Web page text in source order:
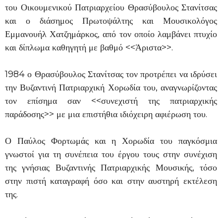
του Οικουμενικού Πατριαρχείου Θρασύβουλος Στανίτσας
και ο διάσημος Πρωτοψάλτης και Μουσικολόγος
Εμμανουήλ Χατζημάρκος, από τον οποίο λαμβάνει πτυχίο
και δίπλωμα καθηγητή με βαθμό <<Άριστα>>.
1984 ο Θρασύβουλος Στανίτσας τον προτρέπει να ιδρύσει
την Βυζαντινή Πατριαρχική Χορωδία του, αναγνωρίζοντας
τον επίσημα σαν <<συνεχιστή της πατριαρχικής
παράδοσης>> με μια επιστήθια ιδιόχειρη αφιέρωση του.
Ο Παύλος Φορτωμάς και η Χορωδία του παγκόσμια
γνωστοί για τη συνέπεια του έργου τους στην συνέχιση
της γνήσιας Βυζαντινής Πατριαρχικής Μουσικής, τόσο
στην πιστή καταγραφή όσο και στην αυστηρή εκτέλεση
της.